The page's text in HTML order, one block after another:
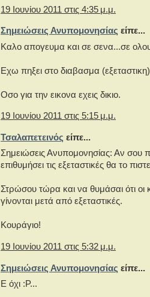
19 Ιουνίου 2011 στις 4:35 μ.μ.
Σημειώσεις Ανυπομονησίας είπε...
Καλο απογευμα και σε σενα...σε
Εχω πηξει στο διαβασμα
Οσο για την εικονα εχεις δικιο.
19 Ιουνίου 2011 στις 5:15 μ.μ.
Τσαλαπετεινός είπε...
Σημειώσεις Ανυπομονησίας: Αν σου
επιθυμήσει τις εξεταστικές θα το
Στρώσου τώρα και να θυμάσαι ότι οι
γίνονται μετά από εξεταστικές.
Κουράγιο!
19 Ιουνίου 2011 στις 5:32 μ.μ.
Σημειώσεις Ανυπομονησίας είπε...
Ε όχι :P...